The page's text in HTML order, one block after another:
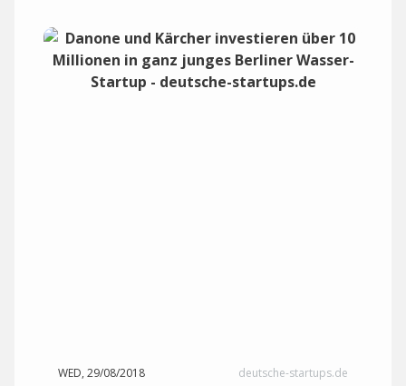
WED, 29/08/2018 deutsche-startups.de